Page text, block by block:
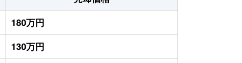
180万円
130万円